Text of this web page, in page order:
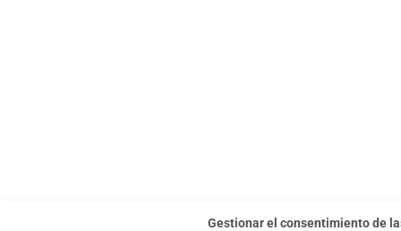
Gestionar el consentimiento de